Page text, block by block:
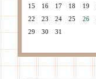
15
16 17 18 19
22
23 24 25 26
29
30 31